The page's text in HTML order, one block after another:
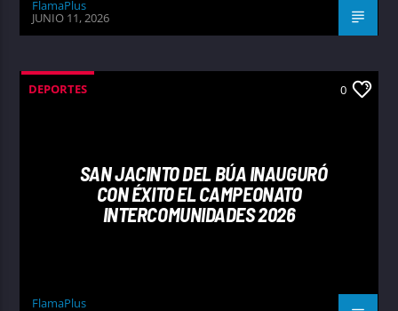
FlamaPlus
JUNIO 11, 2026
DEPORTES 0
SAN JACINTO DEL BÚA INAUGURÓ
CON ÉXITO EL CAMPEONATO
INTERCOMUNIDADES 2026
FlamaPlus